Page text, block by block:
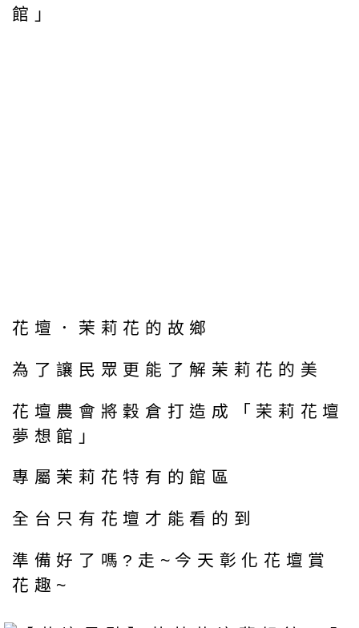
館」
花壇．茉莉花的故鄉
為了讓民眾更能了解茉莉花的美
花壇農會將穀倉打造成「茉莉花壇
夢想館」
專屬茉莉花特有的館區
全台只有花壇才能看的到
準備好了嗎?走~今天彰化花壇賞
花趣~